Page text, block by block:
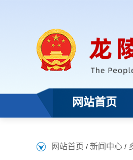
网站首页
网站首页 / 新闻中心 /